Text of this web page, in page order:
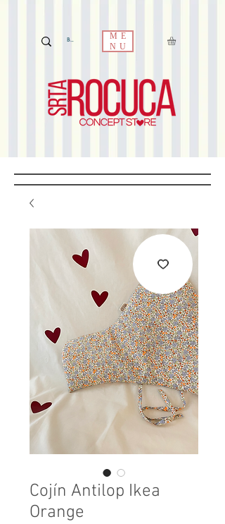
ME
NU
Cojín Antilop Ikea
Orange